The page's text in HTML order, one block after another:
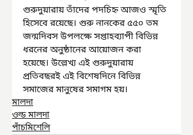
গুরুদুয়ারায় তাঁদের পদচিহ্ন আজও স্মৃতি
হিসেবে রয়েছে। গুরু নানকের ৫৫০ তম
জন্মদিবস উপলক্ষে সপ্তাহব্যাপী বিভিন্ন
ধরনের অনুষ্ঠানের আয়োজন করা
হয়েছে। উল্লেখ্য এই গুরুদুয়ারায়
প্রতিবছরই এই বিশেষদিনে বিভিন্ন
সমাজের মানুষের সমাগম হয়।
মালদা
ওল্ড মালদা
পাঁচমিশেলি